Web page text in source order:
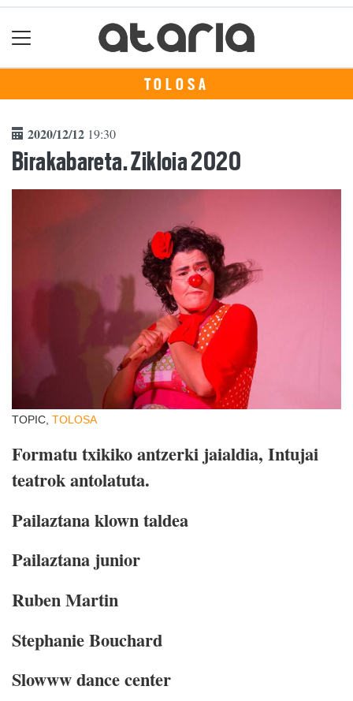
TOLOSA
2020/12/12 19:30
Birakabareta. Zikloia 2020
TOPIC, TOLOSA
Formatu txikiko antzerki jaialdia, Intujai
teatrok antolatuta.
Pailaztana klown taldea
Pailaztana junior
Ruben Martin
Stephanie Bouchard
Slowww dance center